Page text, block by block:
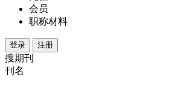
会员
职称材料
登录 注册
搜期刊
刊名